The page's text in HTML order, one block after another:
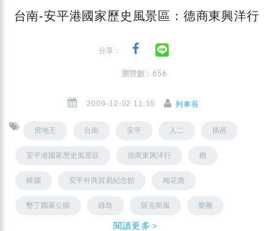
台南-安平港國家歷史風景區：德商東興洋行
分享：
瀏覽數 : 656
2009-12-02 11:35 列車長
房地王 台南 安平 人二 插画
安平港國家歷史風景區 德商東興洋行 糖
樟腦 安平外商貿易紀念館 梅花鹿
墾丁國家公園 綠島 薩克斯風 樂團
閱讀更多＞